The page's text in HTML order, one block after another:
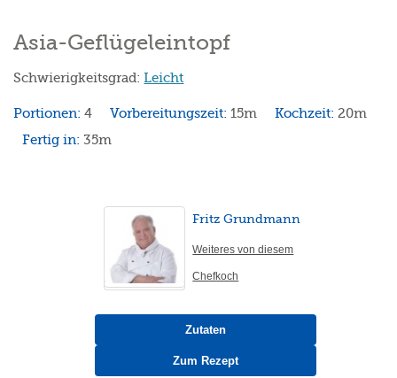
Asia-Geflügeleintopf
Schwierigkeitsgrad:Leicht
Portionen:4 Vorbereitungszeit:15m Kochzeit:20m
Fertig in: 35m
Fritz Grundmann
Weiteres von diesem
Chefkoch
Zutaten
Zum Rezept